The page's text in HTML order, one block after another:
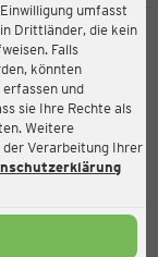
umfasst
Drittländer, die kein
Falls
könnten
und
sie Ihre Rechte als
Weitere
der Verarbeitung Ihrer